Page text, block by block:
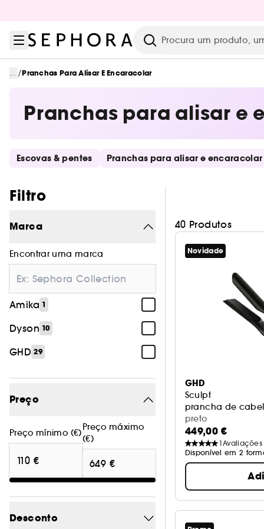
Pesquisar
... /Pranchas Para Alisar E Encaracolar
Pranchas para alisar e
Saltar os links rápidos
Escovas & pentes Pranchas para alisar e encaracolar
Filtro
Marca
Encontrar uma marca
Amika 1
Dyson 10
GHD 29
Preço
Preço mínimo (€)
Preço máximo
(€)
Desconto
40 Produtos
Novidade
GHD
Sculpt
prancha de
preto
449,00 €
1Avaliações
Disponível em 2